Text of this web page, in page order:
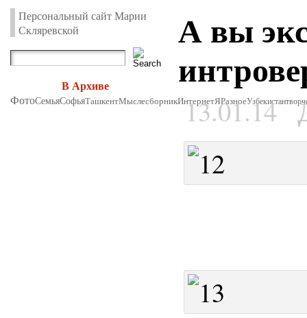
Персональный сайт Марии
Скляревской
В Архиве
ФотоСемьяСофьяТашкентМыслесборникИнтернетЯРазноеУзбекистан
А вы
13.01.14